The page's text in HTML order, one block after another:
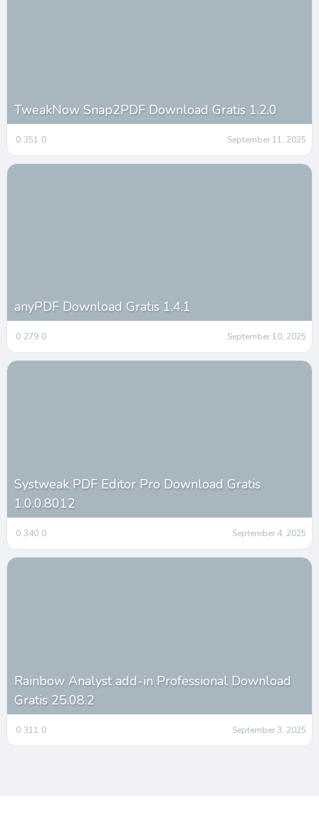
TweakNow Snap2PDF Download Gratis 1.2.0
0 351 0 September 11, 2025
anyPDF Download Gratis 1.4.1
0 279 0 September 10, 2025
Systweak PDF Editor Pro Download Gratis
1.0.0.8012
0 340 0 September 4, 2025
Rainbow Analyst add-in Professional Download
Gratis 25.08.2
0 311 0 September 3, 2025